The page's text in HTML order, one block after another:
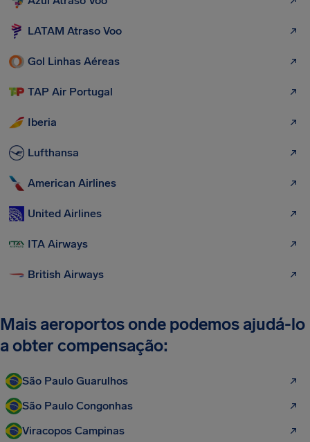
LATAM Atraso Voo
Gol Linhas Aéreas
TAP Air Portugal
Iberia
Lufthansa
American Airlines
United Airlines
ITA Airways
British Airways
Mais aeroportos onde podemos ajudá-lo
a obter compensação:
São Paulo Guarulhos
São Paulo Congonhas
Viracopos Campinas